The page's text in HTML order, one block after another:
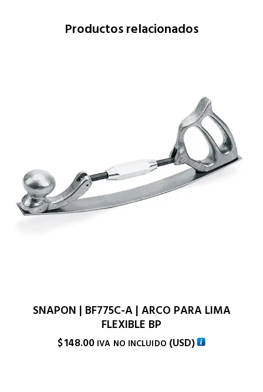
Productos relacionados
SNAPON | BF775C-A | ARCO PARA LIMA
FLEXIBLE BP
$148.00 IVA NO INCLUIDO (USD)